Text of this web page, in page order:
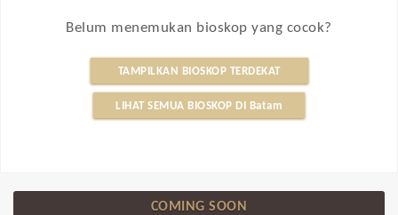
Belum menemukan bioskop yang cocok?
TAMPILKAN BIOSKOP TERDEKAT
LIHAT SEMUA BIOSKOP DI Batam
COMING SOON